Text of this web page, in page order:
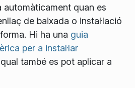
quan es
de baixada o instal·lació
Hi ha una guia
per a instal·lar
també es pot aplicar a